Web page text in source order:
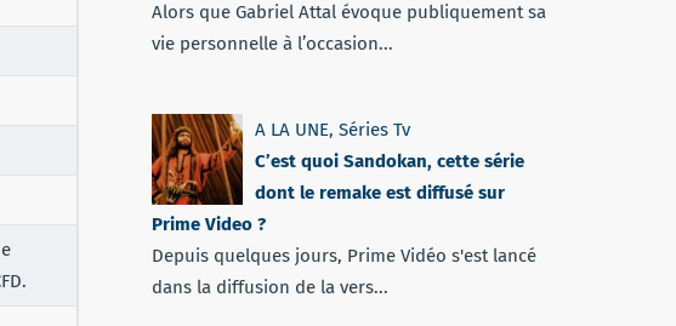
Alors que Gabriel Attal évoque publiquement sa
vie personnelle à l’occasion...
A LA UNE, Séries Tv
C’est quoi Sandokan, cette série
dont le remake est diffusé sur
Prime Video ?
Depuis quelques jours, Prime Vidéo s'est lancé
dans la diffusion de la vers...